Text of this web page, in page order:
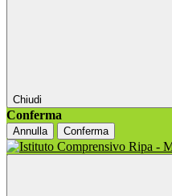
Chiudi
Conferma
Annulla Conferma